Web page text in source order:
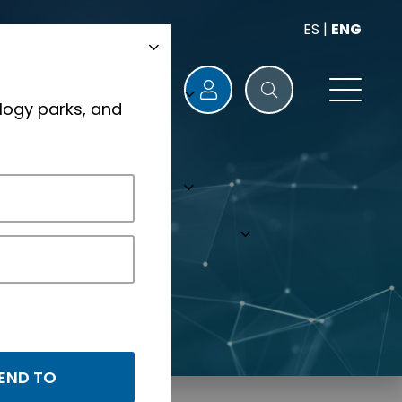
ES | ENG
parks, and